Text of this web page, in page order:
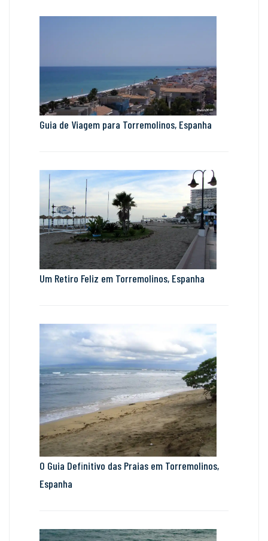
Guia de Viagem para Torremolinos, Espanha
Um Retiro Feliz em Torremolinos, Espanha
O Guia Definitivo das Praias em Torremolinos,
Espanha